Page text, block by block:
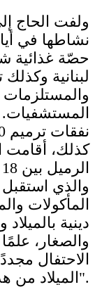
ولفت الحاج
لبنانية
والمستلزمات
المستشفيات.
كذلك، أقامت
المأكولات
دينية
والصغار،
الاحتفال
الميلاد من هذا العام".